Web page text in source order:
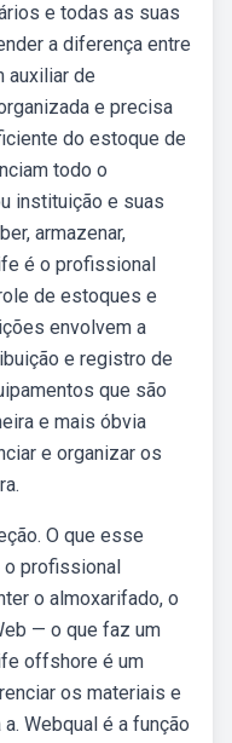
e todas as suas
a diferença entre
auxiliar de
e precisa
do estoque de
todo o
instituição e suas
armazenar,
é o profissional
de estoques e
envolvem a
e registro de
que são
e mais óbvia
e organizar os
O que esse
o profissional
o almoxarifado, o
— o que faz um
offshore é um
os materiais e
Webqual é a função